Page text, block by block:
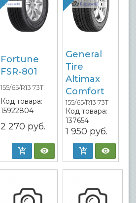
Fortune
FSR-801
155/65/R13 73T
Код товара:
15922804
2 270 руб.
General
Tire
Altimax
Comfort
155/65/R13 73T
Код товара:
137654
1 950 руб.